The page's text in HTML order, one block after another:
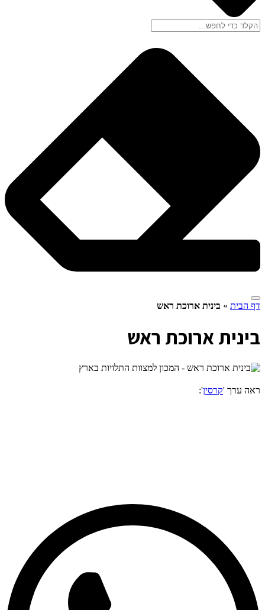
דף הבית » בינית ארוכת ראש
בינית ארוכת ראש
ראה ערך 'קרסין':